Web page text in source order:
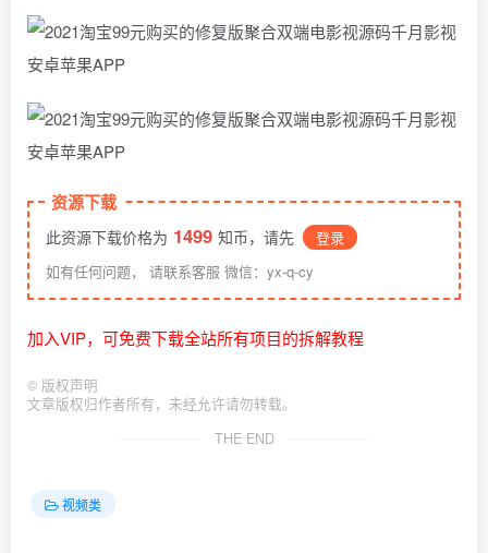
资源下载
此资源下载价格为 1499 知币，请先
登录
如有任何问题， 请联系客服 微信：yx-q-cy
加入VIP，可免费下载全站所有项目的拆解教程
© 版权声明
文章版权归作者所有，未经允许请勿转载。
THE END
视频类